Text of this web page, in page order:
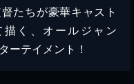
たちが豪華キャスト
描く、オールジャン
ーテイメント！